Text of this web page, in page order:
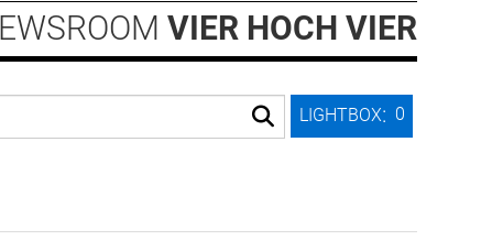
LIGHTBOX: 0
VIER HOCH VIER